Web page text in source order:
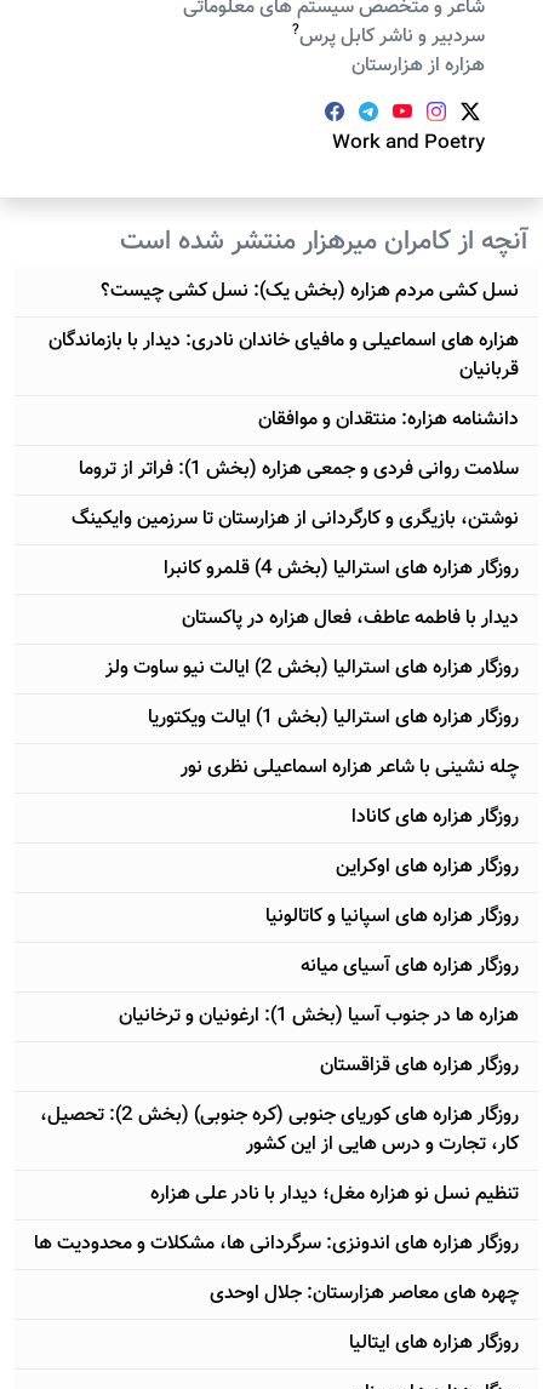
شاعر و متخصص سیستم های معلوماتی
سردبیر و ناشر کابل پرس?
هزاره از هزارستان
Work and Poetry
آنچه از کامران میرهزار منتشر شده است
نسل کشی مردم هزاره (بخش یک): نسل کشی چیست؟
هزاره های اسماعیلی و مافیای خاندان نادری: دیدار با بازماندگان
قربانیان
دانشنامه هزاره: منتقدان و موافقان
سلامت روانی فردی و جمعی هزاره (بخش 1): فراتر از تروما
نوشتن، بازیگری و کارگردانی از هزارستان تا سرزمین وایکینگ
روزگار هزاره های استرالیا (بخش 4) قلمرو کانبرا
دیدار با فاطمه عاطف، فعال هزاره در پاکستان
روزگار هزاره های استرالیا (بخش 2) ایالت نیو ساوت ولز
روزگار هزاره های استرالیا (بخش 1) ایالت ویکتوریا
چله نشینی با شاعر هزاره اسماعیلی نظری نور
روزگار هزاره های کانادا
روزگار هزاره های اوکراین
روزگار هزاره های اسپانیا و کاتالونیا
روزگار هزاره های آسیای میانه
هزاره ها در جنوب آسیا (بخش 1): ارغونیان و ترخانیان
روزگار هزاره های قزاقستان
روزگار هزاره های کوریای جنوبی (کره جنوبی) (بخش 2): تحصیل،
کار، تجارت و درس هایی از این کشور
تنظیم نسل نو هزاره مغل؛ دیدار با نادر علی هزاره
روزگار هزاره های اندونزی: سرگردانی ها، مشکلات و محدودیت ها
چهره های معاصر هزارستان: جلال اوحدی
روزگار هزاره های ایتالیا